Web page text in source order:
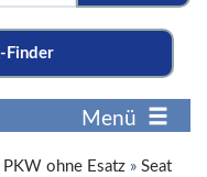
Finder
Menü
ohne Esatz » Seat